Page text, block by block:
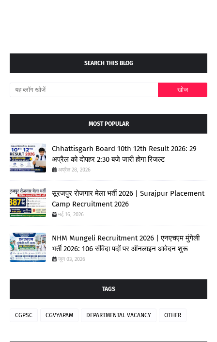
SEARCH THIS BLOG
MOST POPULAR
Chhattisgarh Board 10th 12th Result 2026: 29
अप्रैल को दोपहर 2:30 बजे जारी होगा रिजल्ट
अप्रैल 28, 2026
सूरजपुर रोजगार मेला भर्ती 2026 | Surajpur Placement
Camp Recruitment 2026
मई 16, 2026
NHM Mungeli Recruitment 2026 | एनएचएम मुंगेली
भर्ती 2026: 106 संविदा पदों पर ऑनलाइन आवेदन शुरू
जून 03, 2026
TAGS
CGPSC CGVYAPAM DEPARTMENTAL VACANCY OTHER